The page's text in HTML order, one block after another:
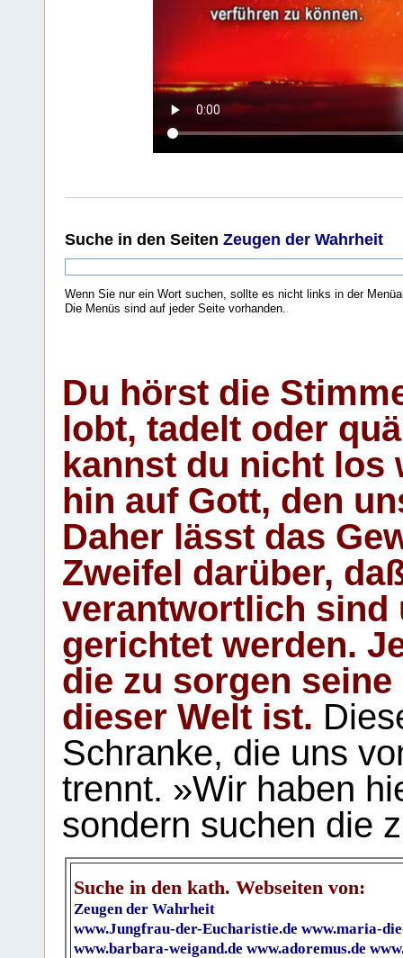
Suche in den Seiten Zeugen der Wahrheit
Wenn Sie nur ein Wort suchen, sollte es nicht links in der
Die Menüs sind auf jeder Seite vorhanden..
Du hörst die
lobt, tadelt oder
kannst du nicht los
hin auf Gott, den
Daher lässt das
Zweifel darüber,
verantwortlich sind
gerichtet werden.
die zu sorgen
dieser Welt ist.
Schranke, die uns
trennt. »Wir haben
sondern suchen die
Suche in den kath. Webseiten von:
Zeugen der Wahrheit
www.Jungfrau-der-Eucharistie.de www.maria-
www.barbara-weigand.de www.adoremus.de